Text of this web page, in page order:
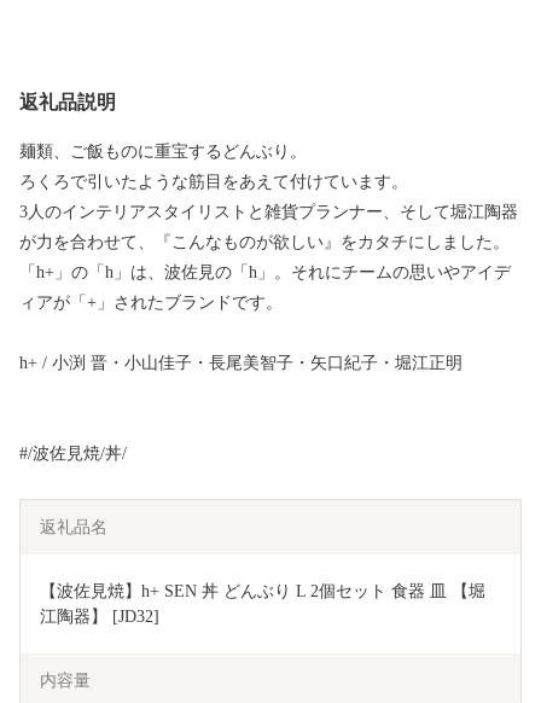
返礼品説明
麺類、ご飯ものに重宝するどんぶり。
ろくろで引いたような筋目をあえて付けています。
3人のインテリアスタイリストと雑貨プランナー、そして堀江陶器
が力を合わせて、『こんなものが欲しい』をカタチにしました。
「h+」の「h」は、波佐見の「h」。それにチームの思いやアイデ
ィアが「+」されたブランドです。
h+ / 小渕 晋・小山佳子・長尾美智子・矢口紀子・堀江正明
#/波佐見焼/丼/
返礼品名
【波佐見焼】h+ SEN 丼 どんぶり L 2個セット 食器 皿 【堀
江陶器】 [JD32]
内容量